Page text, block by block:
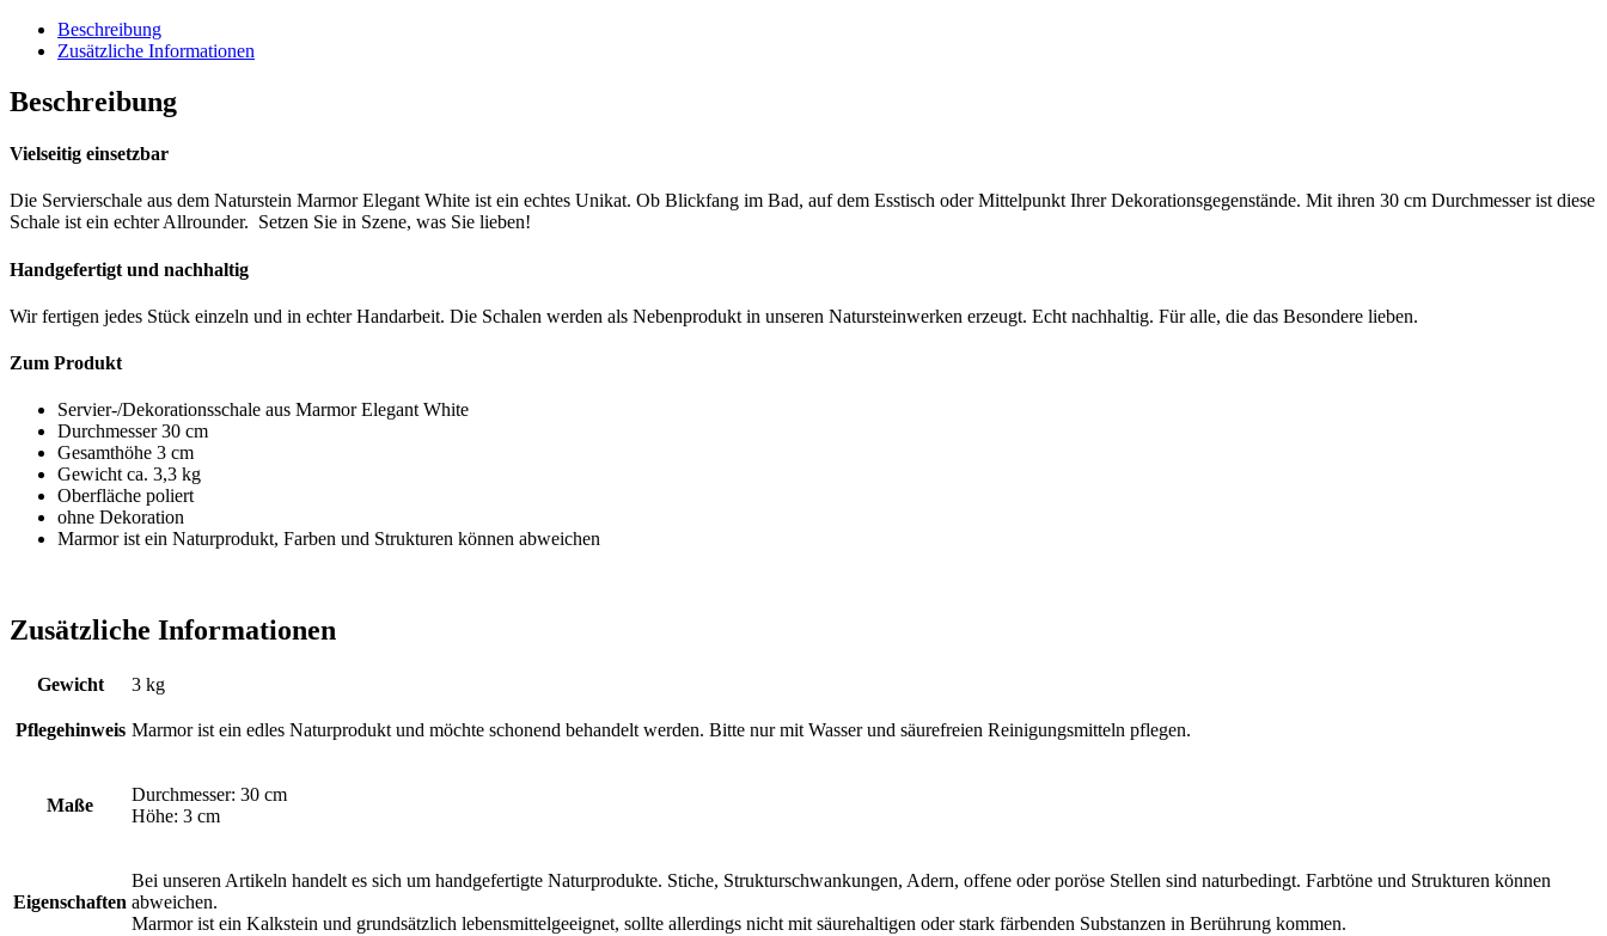
Beschreibung
Zusätzliche Informationen
Beschreibung
Vielseitig einsetzbar
Die Servierschale aus dem Naturstein Marmor Elegant White ist ein echtes Unikat. Ob Blickfang im Bad, auf dem Esstisch oder Mittelpunkt Ihrer Dekorationsgegenstände. Mit ihren 30 cm Durchmesser ist diese
Schale ist ein echter Allrounder. Setzen Sie in Szene, was Sie lieben!
Handgefertigt und nachhaltig
Wir fertigen jedes Stück einzeln und in echter Handarbeit. Die Schalen werden als Nebenprodukt in unseren Natursteinwerken erzeugt. Echt nachhaltig. Für alle, die das Besondere lieben.
Zum Produkt
Servier-/Dekorationsschale aus Marmor Elegant White
Durchmesser 30 cm
Gesamthöhe 3 cm
Gewicht ca. 3,3 kg
Oberfläche poliert
ohne Dekoration
Marmor ist ein Naturprodukt, Farben und Strukturen können abweichen
Zusätzliche Informationen
Gewicht 3 kg
Pflegehinweis Marmor ist ein edles Naturprodukt und möchte schonend behandelt werden. Bitte nur mit Wasser und säurefreien Reinigungsmitteln pflegen.
Maße
Durchmesser: 30 cm
Höhe: 3 cm
Eigenschaften
Bei unseren Artikeln handelt es sich um handgefertigte Naturprodukte. Stiche, Strukturschwankungen, Adern, offene oder poröse Stellen sind naturbedingt. Farbtöne und Strukturen können
abweichen.
Marmor ist ein Kalkstein und grundsätzlich lebensmittelgeeignet, sollte allerdings nicht mit säurehaltigen oder stark färbenden Substanzen in Berührung kommen.